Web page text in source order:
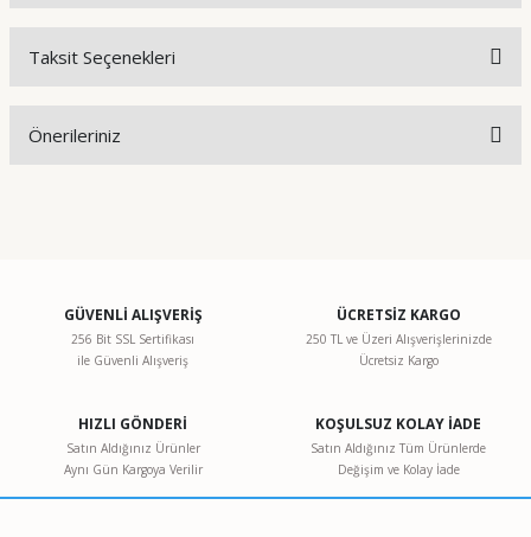
Taksit Seçenekleri
Önerileriniz
Ürün resmi kalitesiz, bozuk veya görüntülenemiyor.
Ürün açıklamasında eksik bilgiler bulunuyor.
Ürün fiyatı diğer sitelerden daha pahalı.
Bu ürüne benzer farklı alternatifler olmalı.
GÜVENLİ ALIŞVERİŞ
256 Bit SSL Sertifikası
ile Güvenli Alışveriş
ÜCRETSİZ KARGO
250 TL ve Üzeri Alışverişlerinizde
Ücretsiz Kargo
HIZLI GÖNDERİ
Satın Aldığınız Ürünler
Aynı Gün Kargoya Verilir
KOŞULSUZ KOLAY İADE
Satın Aldığınız Tüm Ürünlerde
Değişim ve Kolay İade